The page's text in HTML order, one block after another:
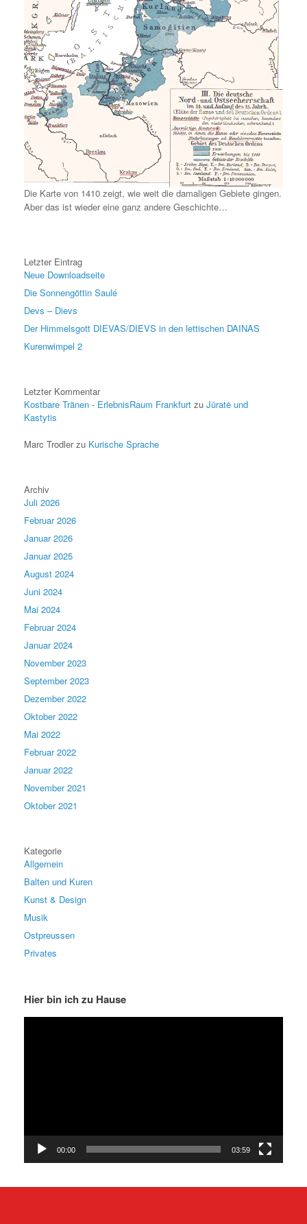
Die Karte von 1410 zeigt, wie weit die damaligen Gebiete gingen.
Aber das ist wieder eine ganz andere Geschichte…
Letzter Eintrag
Neue Downloadseite
Die Sonnengöttin Saulé
Devs – Dievs
Der Himmelsgott DIEVAS/DIEVS in den lettischen DAINAS
Kurenwimpel 2
Letzter Kommentar
Kostbare Tränen - ErlebnisRaum Frankfurt zu Jūratė und
Kastytis
Marc Trodlerzu Kurische Sprache
Archiv
Juli 2026
Februar 2026
Januar 2026
Januar 2025
August 2024
Juni 2024
Mai 2024
Februar 2024
Januar 2024
November 2023
September 2023
Dezember 2022
Oktober 2022
Mai 2022
Februar 2022
Januar 2022
November 2021
Oktober 2021
Kategorie
Allgemein
Balten und Kuren
Kunst & Design
Musik
Ostpreussen
Privates
Hier bin ich zu Hause
00:00 03:59